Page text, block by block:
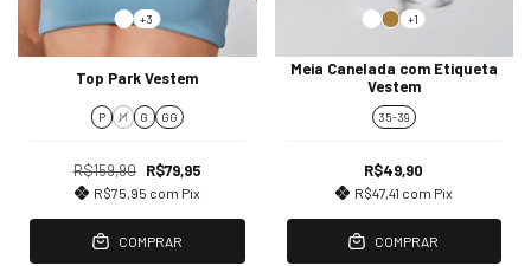
+3
Top Park Vestem
P M G GG
R$159,90 R$79,95
R$75,95 com Pix
COMPRAR
+1
Meia Canelada com Etiqueta
Vestem
35-39
R$49,90
R$47,41 com Pix
COMPRAR